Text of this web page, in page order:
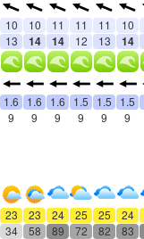
10 10 11 11 11
10
13 14 14 12 13 14
1.6 1.6 1.6 1.5 1.5 1.5
9 9 9 9 9 9
23 23 24 25 25
24
34 58 89 72 82 83